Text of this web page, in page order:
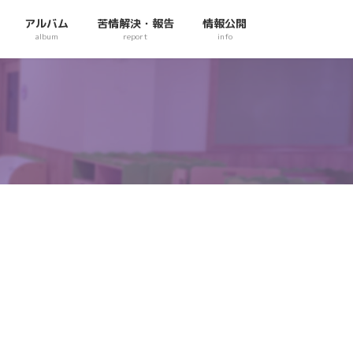
アルバム
album
苦情解決・報告
report
情報公開
info